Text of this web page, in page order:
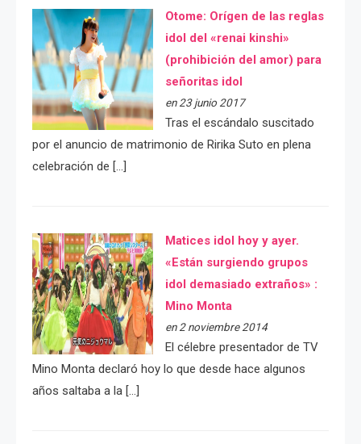
Otome: Orígen de las reglas
idol del «renai kinshi»
(prohibición del amor) para
señoritas idol
en 23 junio 2017
Tras el escándalo suscitado
por el anuncio de matrimonio de Ririka Suto en plena
celebración de […]
Matices idol hoy y ayer.
«Están surgiendo grupos
idol demasiado extraños» :
Mino Monta
en 2 noviembre 2014
El célebre presentador de TV
Mino Monta declaró hoy lo que desde hace algunos
años saltaba a la […]